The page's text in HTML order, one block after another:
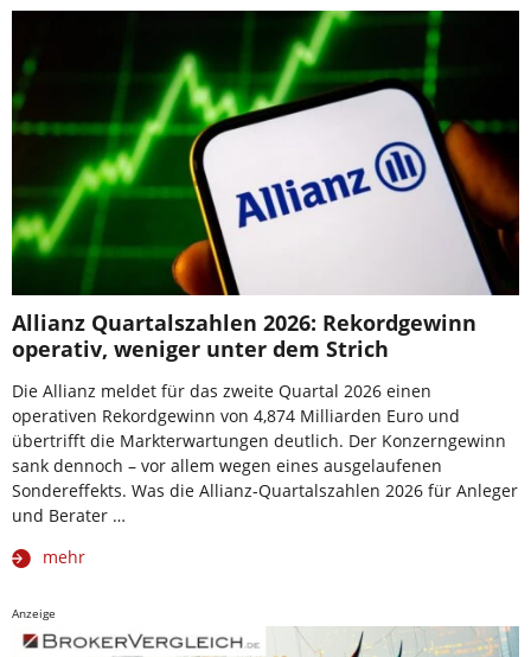
Allianz Quartalszahlen 2026: Rekordgewinn
operativ, weniger unter dem Strich
Die Allianz meldet für das zweite Quartal 2026 einen
operativen Rekordgewinn von 4,874 Milliarden Euro und
übertrifft die Markterwartungen deutlich. Der Konzerngewinn
sank dennoch – vor allem wegen eines ausgelaufenen
Sondereffekts. Was die Allianz-Quartalszahlen 2026 für Anleger
und Berater …
mehr
Anzeige